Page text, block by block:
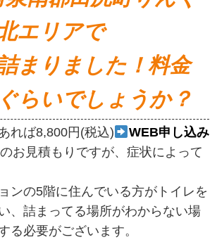
エリアで
まりました！料金
らいでしょうか？
れば8,800円(税込)
WEB申し込み
のお見積もりですが、症状によって
ンの5階に住んでいる方がトイレを
、詰まってる場所がわからない場
る必要がございます。